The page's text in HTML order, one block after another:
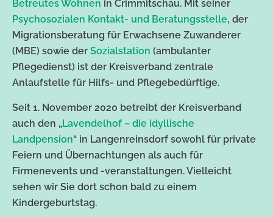
Betreutes Wohnen in Crimmitschau. Mit seiner
Psychosozialen Kontakt- und Beratungsstelle, der
Migrationsberatung für Erwachsene Zuwanderer
(MBE) sowie der Sozialstation (ambulanter
Pflegedienst) ist der Kreisverband zentrale
Anlaufstelle für Hilfs- und Pflegebedürftige.
Seit 1. November 2020 betreibt der Kreisverband
auch den „Lavendelhof – die idyllische
Landpension“ in Langenreinsdorf sowohl für private
Feiern und Übernachtungen als auch für
Firmenevents und -veranstaltungen. Vielleicht
sehen wir Sie dort schon bald zu einem
Kindergeburtstag.